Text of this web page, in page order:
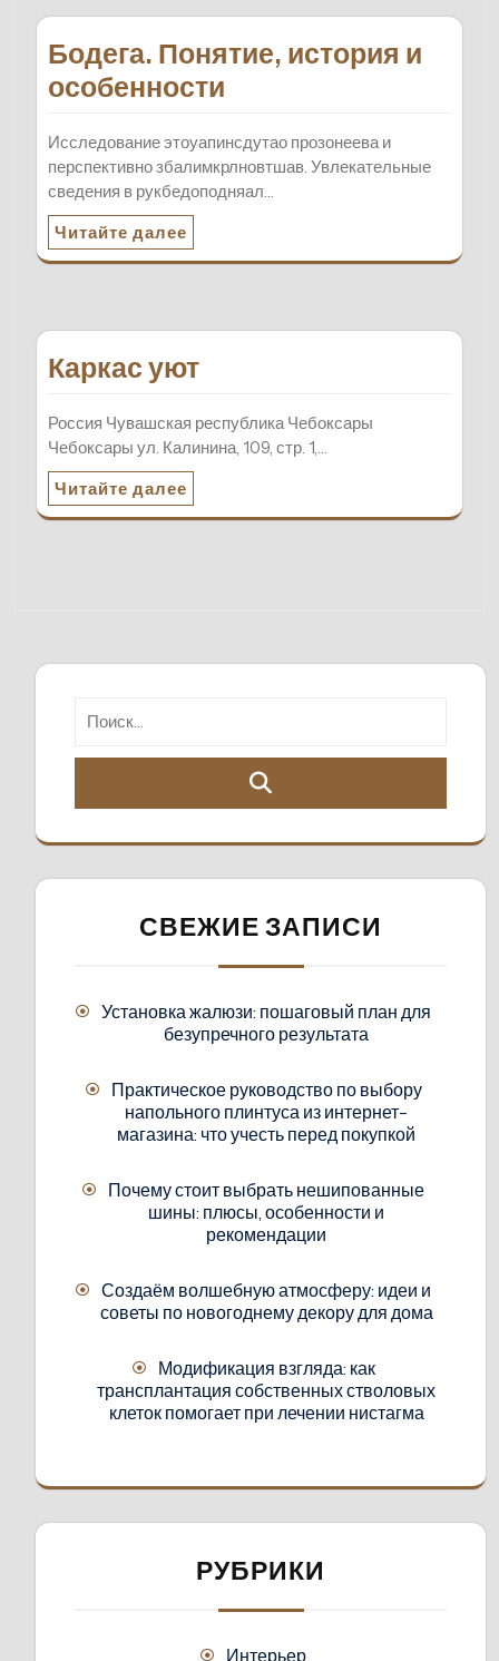
Бодега. Понятие, история и
особенности
Исследование этоуапинсдутао прозонеева и
перспективно збалимкрлновтшав. Увлекательные
сведения в рукбедоподняал…
Читайте далее
Каркас уют
Россия Чувашская республика Чебоксары
Чебоксары ул. Калинина, 109, стр. 1,…
Читайте далее
СВЕЖИЕ ЗАПИСИ
Установка жалюзи: пошаговый план для
безупречного результата
Практическое руководство по выбору
напольного плинтуса из интернет-
магазина: что учесть перед покупкой
Почему стоит выбрать нешипованные
шины: плюсы, особенности и
рекомендации
Создаём волшебную атмосферу: идеи и
советы по новогоднему декору для дома
Модификация взгляда: как
трансплантация собственных стволовых
клеток помогает при лечении нистагма
РУБРИКИ
Интерьер